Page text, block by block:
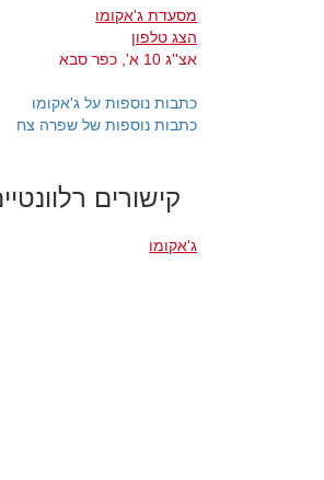
מסעדת ג'אקומו
הצג טלפון
אצ''ג 10 א', כפר סבא
כתבות נוספות על ג'אקומו
כתבות נוספות של שפרה צח
קישורים
ג'אקומו